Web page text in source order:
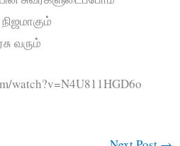
வரும்
watch?v=N4U811HGD6o